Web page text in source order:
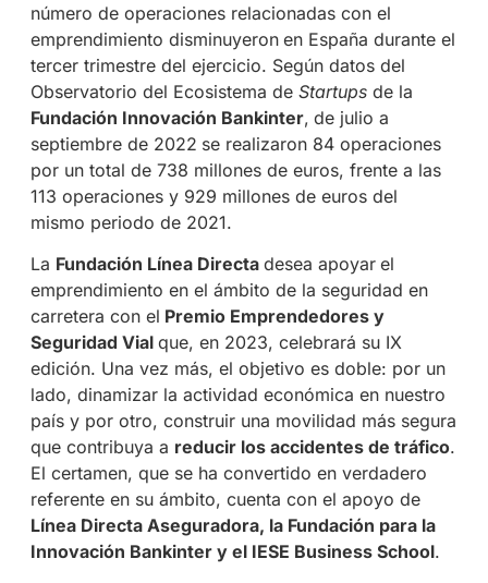
número de operaciones relacionadas con el
emprendimiento disminuyeron en España durante el
tercer trimestre del ejercicio. Según datos del
Observatorio del Ecosistema de Startupsde la
Fundación Innovación Bankinter, de julio a
septiembre de 2022 se realizaron 84 operaciones
por un total de 738 millones de euros, frente a las
113 operaciones y 929 millones de euros del
mismo periodo de 2021.
La Fundación Línea Directa desea apoyar el
emprendimiento en el ámbito de la seguridad en
carretera con el Premio Emprendedores y
Seguridad Vial que, en 2023, celebrará su IX
edición. Una vez más, el objetivo es doble: por un
lado, dinamizar la actividad económica en nuestro
país y por otro, construir una movilidad más segura
que contribuya a reducir los accidentes de tráfico.
El certamen, que se ha convertido en verdadero
referente en su ámbito, cuenta con el apoyo de
Línea Directa Aseguradora, la Fundación para la
Innovación Bankinter y el IESE Business School.